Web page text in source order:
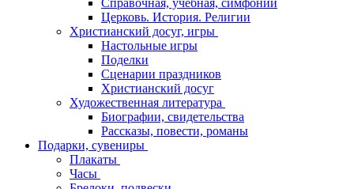
Справочная, учебная, симфонии
Церковь. История. Религии
Христианский досуг, игры
Настольные игры
Поделки
Сценарии праздников
Христианский досуг
Художественная литература
Биографии, свидетельства
Рассказы, повести, романы
Подарки, сувениры
Плакаты
Часы